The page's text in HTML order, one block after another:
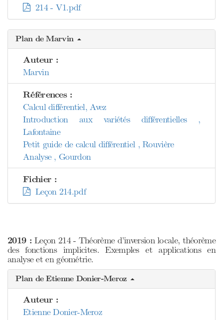
214 - V1.pdf
Plan de Marvin
Auteur :
Marvin
Références :
Calcul différentiel, Avez
Introduction aux variétés différentielles ,
Lafontaine
Petit guide de calcul différentiel , Rouvière
Analyse , Gourdon
Fichier :
Leçon 214.pdf
2019 :Leçon 214 - Théorème d’inversion locale, théorème
des fonctions implicites. Exemples et applications en
analyse et en géométrie.
Plan de Etienne Donier-Meroz
Auteur :
Etienne Donier-Meroz